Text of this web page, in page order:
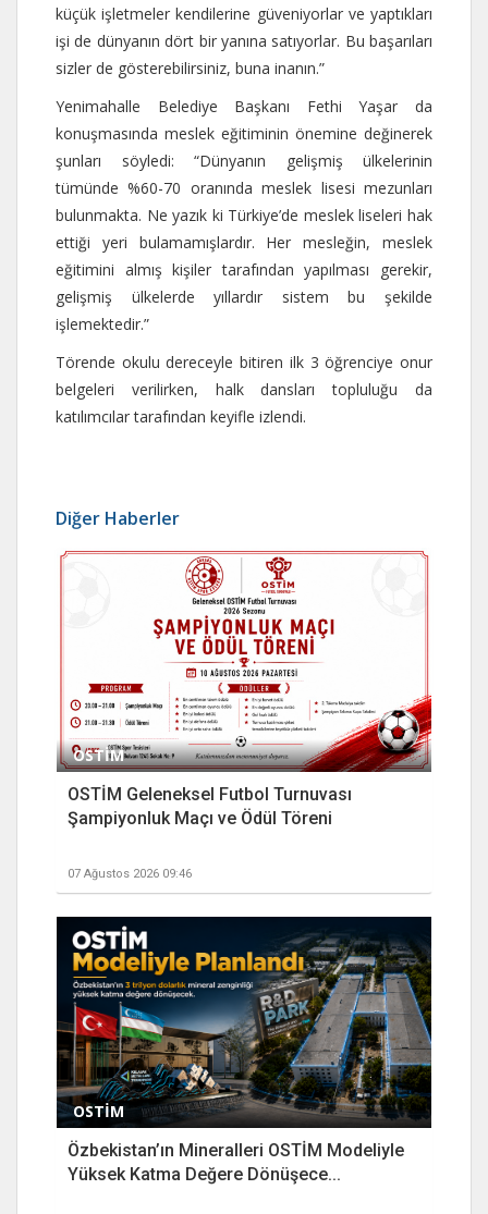
küçük işletmeler kendilerine güveniyorlar ve yaptıkları
işi de dünyanın dört bir yanına satıyorlar. Bu başarıları
sizler de gösterebilirsiniz, buna inanın.”
Yenimahalle Belediye Başkanı Fethi Yaşar da
konuşmasında meslek eğitiminin önemine değinerek
şunları söyledi: “Dünyanın gelişmiş ülkelerinin
tümünde %60-70 oranında meslek lisesi mezunları
bulunmakta. Ne yazık ki Türkiye’de meslek liseleri hak
ettiği yeri bulamamışlardır. Her mesleğin, meslek
eğitimini almış kişiler tarafından yapılması gerekir,
gelişmiş ülkelerde yıllardır sistem bu şekilde
işlemektedir.”
Törende okulu dereceyle bitiren ilk 3 öğrenciye onur
belgeleri verilirken, halk dansları topluluğu da
katılımcılar tarafından keyifle izlendi.
Diğer Haberler
OSTİM
OSTİM Geleneksel Futbol Turnuvası
Şampiyonluk Maçı ve Ödül Töreni
07 Ağustos 2026 09:46
OSTİM
Özbekistan’ın Mineralleri OSTİM Modeliyle
Yüksek Katma Değere Dönüşece...